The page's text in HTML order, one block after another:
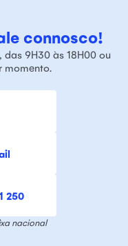
connosco!
9H30 às 18H00 ou
momento.
250
nacional